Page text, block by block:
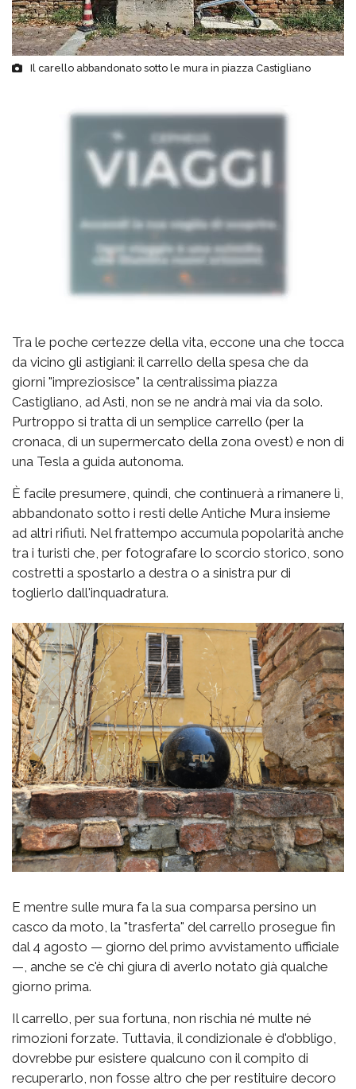
Il carello abbandonato sotto le mura in piazza Castigliano
Tra le poche certezze della vita, eccone una che tocca
da vicino gli astigiani: il carrello della spesa che da
giorni "impreziosisce" la centralissima piazza
Castigliano, ad Asti, non se ne andrà mai via da solo.
Purtroppo si tratta di un semplice carrello (per la
cronaca, di un supermercato della zona ovest) e non di
una Tesla a guida autonoma.
È facile presumere, quindi, che continuerà a rimanere lì,
abbandonato sotto i resti delle Antiche Mura insieme
ad altri rifiuti. Nel frattempo accumula popolarità anche
tra i turisti che, per fotografare lo scorcio storico, sono
costretti a spostarlo a destra o a sinistra pur di
toglierlo dall'inquadratura.
E mentre sulle mura fa la sua comparsa persino un
casco da moto, la "trasferta" del carrello prosegue fin
dal 4 agosto — giorno del primo avvistamento ufficiale
—, anche se c'è chi giura di averlo notato già qualche
giorno prima.
Il carrello, per sua fortuna, non rischia né multe né
rimozioni forzate. Tuttavia, il condizionale è d'obbligo,
dovrebbe pur esistere qualcuno con il compito di
recuperarlo, non fosse altro che per restituire decoro